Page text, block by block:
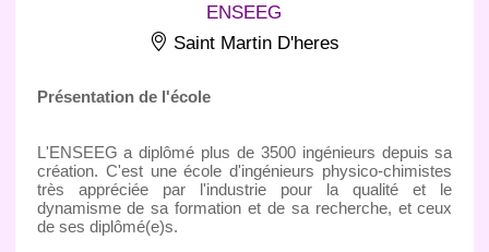
ENSEEG
Saint Martin D'heres
Présentation de l'école
L'ENSEEG a diplômé plus de 3500 ingénieurs depuis sa
création. C'est une école d'ingénieurs physico-chimistes
très appréciée par l'industrie pour la qualité et le
dynamisme de sa formation et de sa recherche, et ceux
de ses diplômé(e)s.